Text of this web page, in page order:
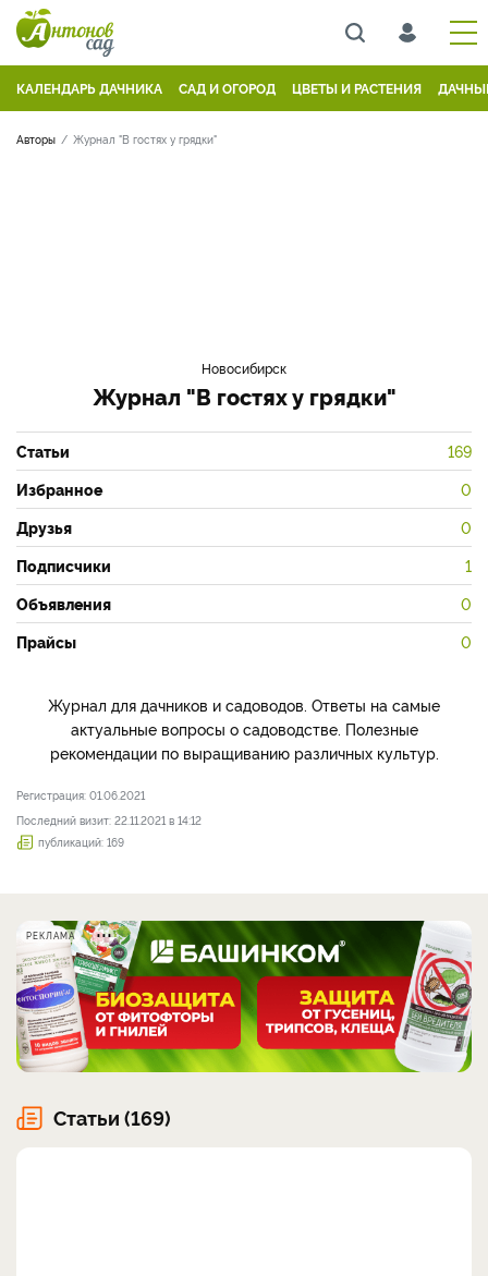
КАЛЕНДАРЬ ДАЧНИКА САД И ОГОРОД ЦВЕТЫ И РАСТЕНИЯ
Авторы Журнал "В гостях у грядки"
Новосибирск
Журнал "В гостях у грядки"
Статьи 169
Избранное 0
Друзья 0
Подписчики 1
Объявления 0
Прайсы 0
Журнал для дачников и садоводов. Ответы на самые
актуальные вопросы о садоводстве. Полезные
рекомендации по выращиванию различных культур.
Регистрация: 01.06.2021
Последний визит: 22.11.2021 в 14:12
публикаций: 169
РЕКЛАМА
Статьи (169)